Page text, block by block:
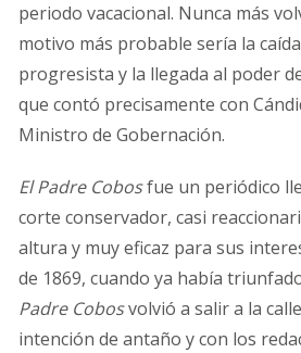
periodo vacacional. Nunca más
motivo más probable sería la
progresista y la llegada al poder
que contó precisamente con
Ministro de Gobernación.
El Padre Cobosfue un periódico
corte conservador, casi
altura y muy eficaz para sus
de 1869, cuando ya había
Padre Cobosvolvió a salir a la
intención de antaño y con los